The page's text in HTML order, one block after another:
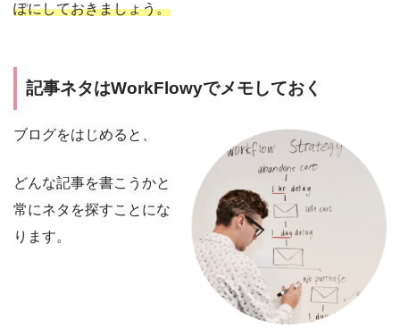
ぽにしておきましょう。
記事ネタはWorkFlowyでメモしておく
ブログをはじめると、
どんな記事を書こうかと
常にネタを探すことにな
ります。